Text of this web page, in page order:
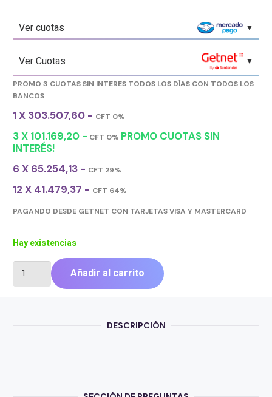
Ver cuotas
Ver Cuotas
PROMO 3 CUOTAS SIN INTERES TODOS LOS DÍAS CON TODOS LOS
BANCOS
1 X 303.507,60 - CFT 0%
3 X 101.169,20 - CFT 0% PROMO CUOTAS SIN
INTERÉS!
6 X 65.254,13 - CFT 29%
12 X 41.479,37 - CFT 64%
PAGANDO DESDE GETNET CON TARJETAS VISA Y MASTERCARD
Hay existencias
PATRIOT
DDR4
Añadir al carrito
DESCRIPCIÓN